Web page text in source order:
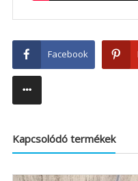
Facebook
Kapcsolódó termékek